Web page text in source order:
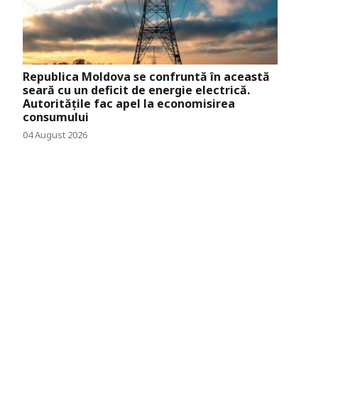
Republica Moldova se confruntă în această
seară cu un deficit de energie electrică.
Autoritățile fac apel la economisirea
consumului
04 August 2026